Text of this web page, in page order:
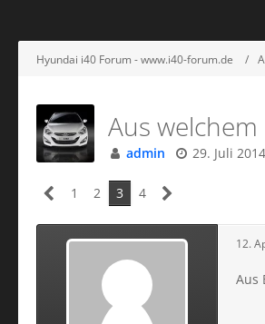
Hyundai i40 Forum - www.i40-forum.de
Aus
admin 29. Juli 2014
1 2 3 4
12.
Aus